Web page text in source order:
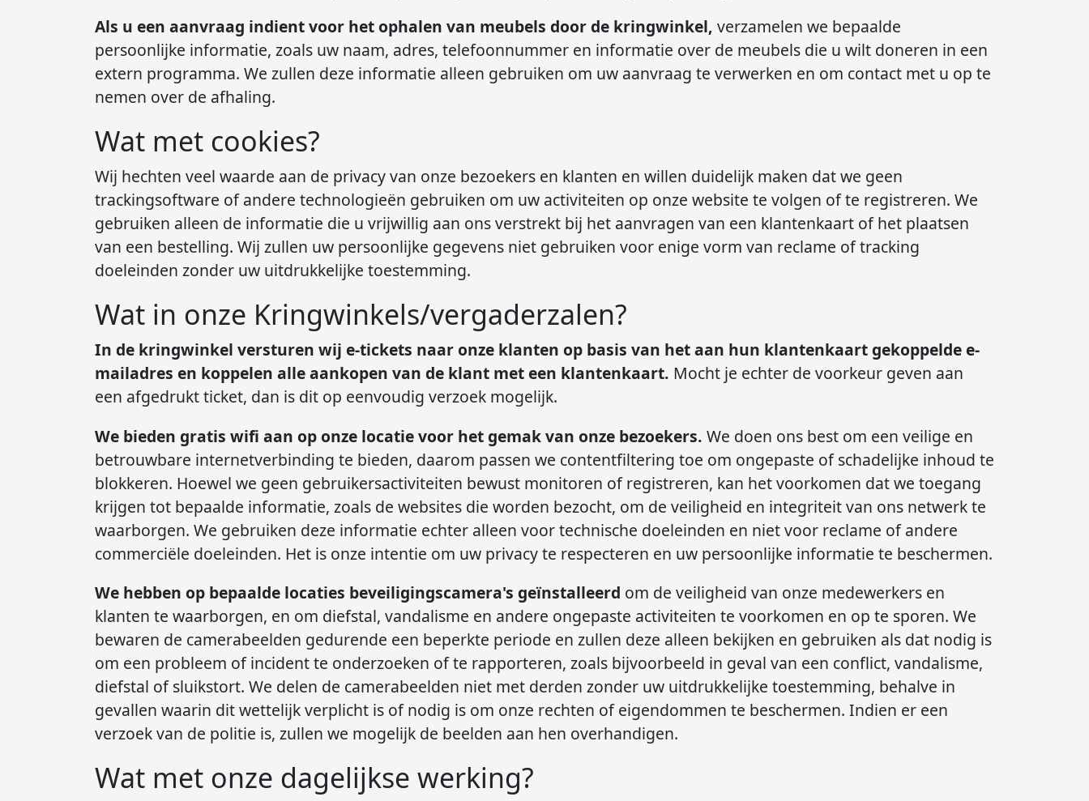
Als u een aanvraag indient voor het ophalen van meubels door de kringwinkel, verzamelen we bepaalde
persoonlijke informatie, zoals uw naam, adres, telefoonnummer en informatie over de meubels die u wilt doneren in een
extern programma. We zullen deze informatie alleen gebruiken om uw aanvraag te verwerken en om contact met u op te
nemen over de afhaling.
Wat met cookies?
Wij hechten veel waarde aan de privacy van onze bezoekers en klanten en willen duidelijk maken dat we geen
trackingsoftware of andere technologieën gebruiken om uw activiteiten op onze website te volgen of te registreren. We
gebruiken alleen de informatie die u vrijwillig aan ons verstrekt bij het aanvragen van een klantenkaart of het plaatsen
van een bestelling. Wij zullen uw persoonlijke gegevens niet gebruiken voor enige vorm van reclame of tracking
doeleinden zonder uw uitdrukkelijke toestemming.
Wat in onze Kringwinkels/vergaderzalen?
In de kringwinkel versturen wij e-tickets naar onze klanten op basis van het aan hun klantenkaart gekoppelde e-
mailadres en koppelen alle aankopen van de klant met een klantenkaart. Mocht je echter de voorkeur geven aan
een afgedrukt ticket, dan is dit op eenvoudig verzoek mogelijk.
We bieden gratis wifi aan op onze locatie voor het gemak van onze bezoekers. We doen ons best om een veilige en
betrouwbare internetverbinding te bieden, daarom passen we contentfiltering toe om ongepaste of schadelijke inhoud te
blokkeren. Hoewel we geen gebruikersactiviteiten bewust monitoren of registreren, kan het voorkomen dat we toegang
krijgen tot bepaalde informatie, zoals de websites die worden bezocht, om de veiligheid en integriteit van ons netwerk te
waarborgen. We gebruiken deze informatie echter alleen voor technische doeleinden en niet voor reclame of andere
commerciële doeleinden. Het is onze intentie om uw privacy te respecteren en uw persoonlijke informatie te beschermen.
We hebben op bepaalde locaties beveiligingscamera's geïnstalleerd om de veiligheid van onze medewerkers en
klanten te waarborgen, en om diefstal, vandalisme en andere ongepaste activiteiten te voorkomen en op te sporen. We
bewaren de camerabeelden gedurende een beperkte periode en zullen deze alleen bekijken en gebruiken als dat nodig is
om een ​​probleem of incident te onderzoeken of te rapporteren, zoals bijvoorbeeld in geval van een conflict, vandalisme,
diefstal of sluikstort. We delen de camerabeelden niet met derden zonder uw uitdrukkelijke toestemming, behalve in
gevallen waarin dit wettelijk verplicht is of nodig is om onze rechten of eigendommen te beschermen. Indien er een
verzoek van de politie is, zullen we mogelijk de beelden aan hen overhandigen.
Wat met onze dagelijkse werking?